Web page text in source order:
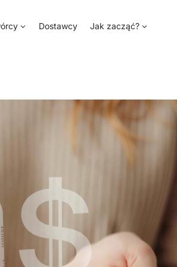
Dostawcy Jak zacząć?